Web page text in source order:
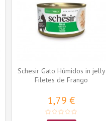
Schesir Gato Húmidos in jelly
Filetes de Frango
1,79 €